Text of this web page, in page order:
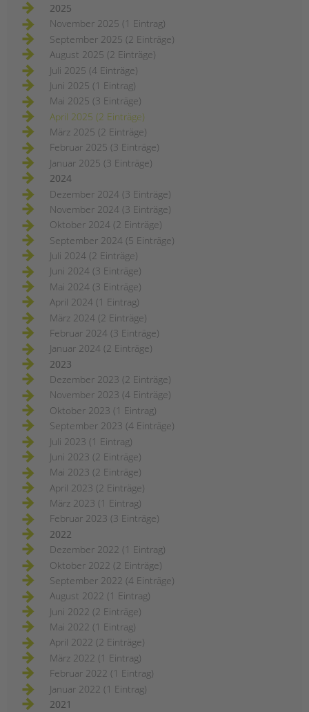
2025
November 2025 (1 Eintrag)
September 2025 (2 Einträge)
August 2025 (2 Einträge)
Juli 2025 (4 Einträge)
Juni 2025 (1 Eintrag)
Mai 2025 (3 Einträge)
April 2025 (2 Einträge)
März 2025 (2 Einträge)
Februar 2025 (3 Einträge)
Januar 2025 (3 Einträge)
2024
Dezember 2024 (3 Einträge)
November 2024 (3 Einträge)
Oktober 2024 (2 Einträge)
September 2024 (5 Einträge)
Juli 2024 (2 Einträge)
Juni 2024 (3 Einträge)
Mai 2024 (3 Einträge)
April 2024 (1 Eintrag)
März 2024 (2 Einträge)
Februar 2024 (3 Einträge)
Januar 2024 (2 Einträge)
2023
Dezember 2023 (2 Einträge)
November 2023 (4 Einträge)
Oktober 2023 (1 Eintrag)
September 2023 (4 Einträge)
Juli 2023 (1 Eintrag)
Juni 2023 (2 Einträge)
Mai 2023 (2 Einträge)
April 2023 (2 Einträge)
März 2023 (1 Eintrag)
Februar 2023 (3 Einträge)
2022
Dezember 2022 (1 Eintrag)
Oktober 2022 (2 Einträge)
September 2022 (4 Einträge)
August 2022 (1 Eintrag)
Juni 2022 (2 Einträge)
Mai 2022 (1 Eintrag)
April 2022 (2 Einträge)
März 2022 (1 Eintrag)
Februar 2022 (1 Eintrag)
Januar 2022 (1 Eintrag)
2021